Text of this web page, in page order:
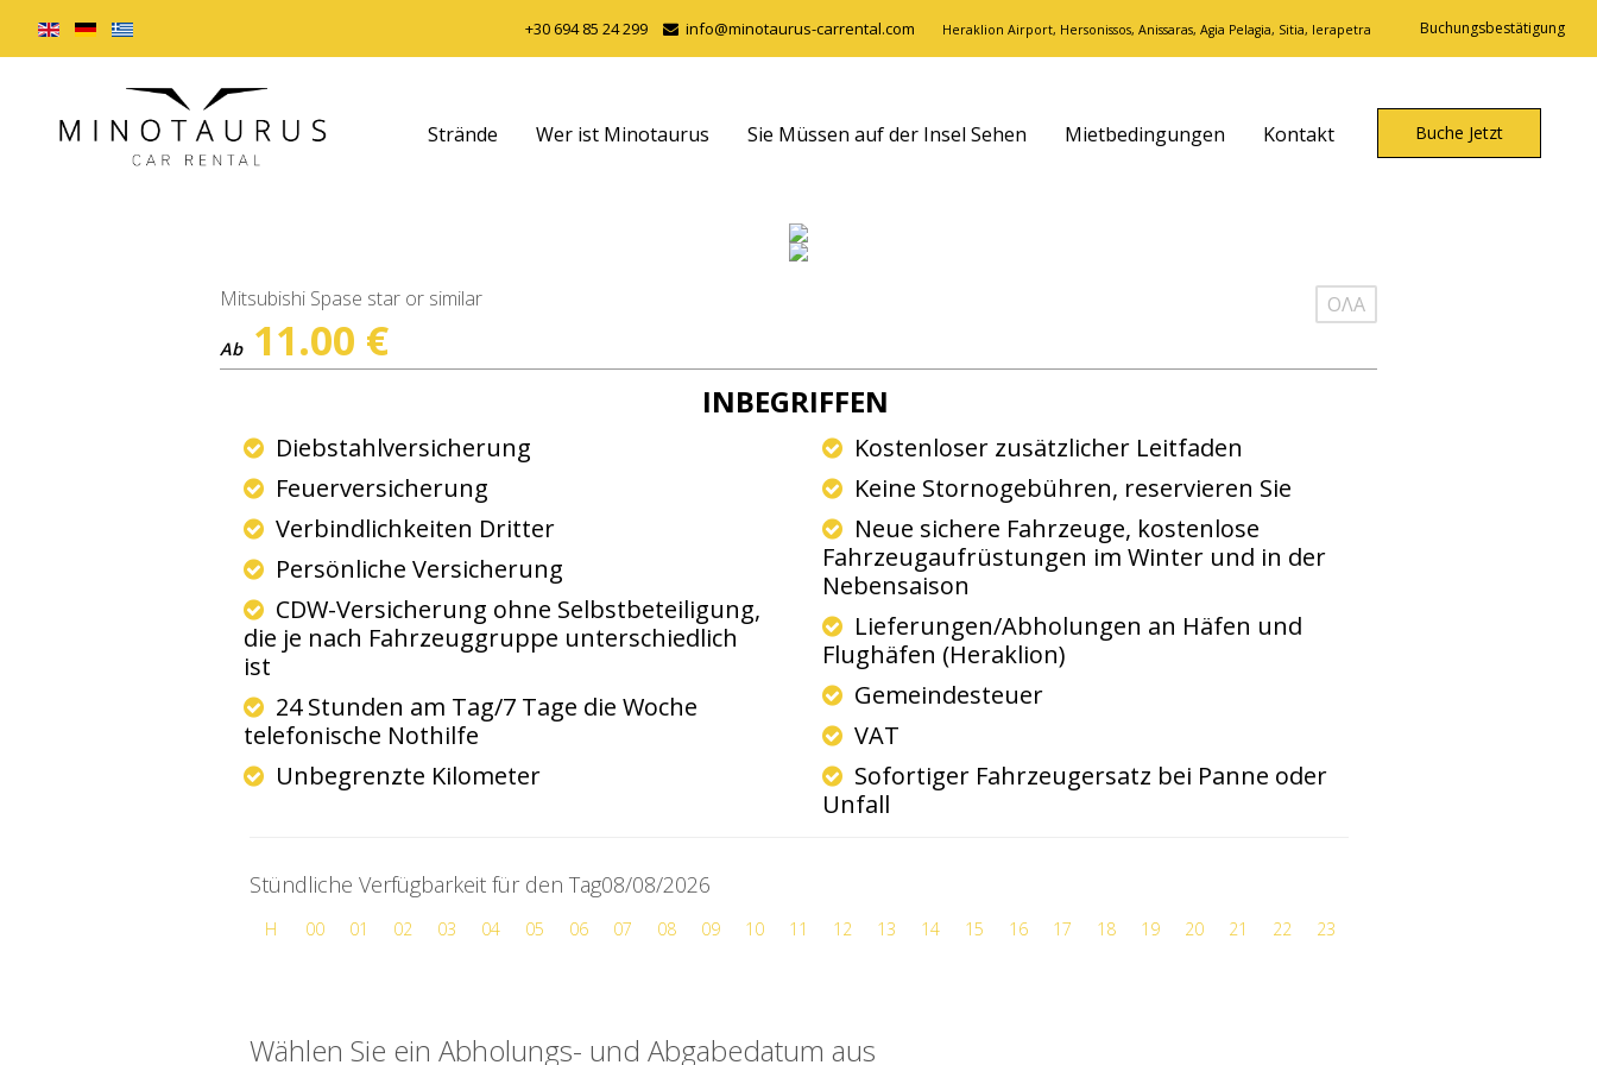
+30 694 85 24 299 info@minotaurus-carrental.com Heraklion Airport, Hersonissos, Anissaras, Agia Pelagia, Sitia, Ierapetra Buchungsbestätigung
Strände Wer ist Minotaurus Sie Müssen auf der Insel Sehen Mietbedingungen Kontakt Buche Jetzt
Mitsubishi Spase star or similar ΟΛΑ
Ab 11.00 €
INBEGRIFFEN
Diebstahlversicherung
Feuerversicherung
Verbindlichkeiten Dritter
Persönliche Versicherung
CDW-Versicherung ohne Selbstbeteiligung,
die je nach Fahrzeuggruppe unterschiedlich
ist
24 Stunden am Tag/7 Tage die Woche
telefonische Nothilfe
Unbegrenzte Kilometer
Kostenloser zusätzlicher Leitfaden
Keine Stornogebühren, reservieren Sie
Neue sichere Fahrzeuge, kostenlose
Fahrzeugaufrüstungen im Winter und in der
Nebensaison
Lieferungen/Abholungen an Häfen und
Flughäfen (Heraklion)
Gemeindesteuer
VAT
Sofortiger Fahrzeugersatz bei Panne oder
Unfall
Stündliche Verfügbarkeit für den Tag08/08/2026
H 00 01 02 03 04 05 06 07 08 09 10 11 12 13 14 15 16 17 18 19 20 21 22 23
Wählen Sie ein Abholungs- und Abgabedatum aus